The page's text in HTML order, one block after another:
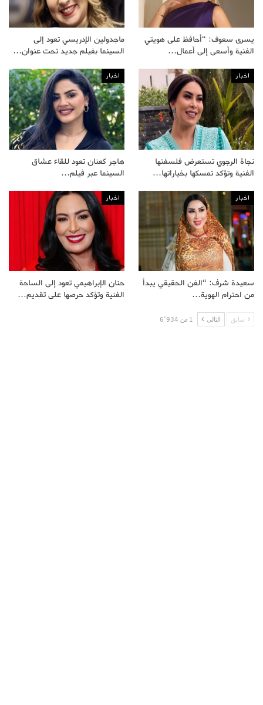
يسرى سعوف: “أحافظ على هويتي
الفنية وأسعى إلى أعمال…
ماجدولين الإدريسي تعود إلى
السينما بفيلم جديد تحت عنوان…
اخبار
نجاة الرجوي تستعرض فلسفتها
الفنية وتؤكد تمسكها بخياراتها…
اخبار
هاجر كعنان تعود للقاء عشاق
السينما عبر فيلم…
اخبار
سعيدة شرف: “الفن الحقيقي يبدأ
من احترام الهوية…
اخبار
حنان الإبراهيمي تعود إلى الساحة
الفنية وتؤكد حرصها على تقديم…
سابق التالى 1 من 6٬934